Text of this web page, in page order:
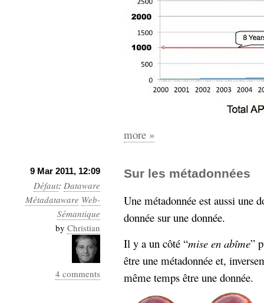
more »
9 Mar 2011, 12:09
Défaut: Dataware
Métadataware Web-
Sémantique
by Christian
4 comments
Sur les métadonnées
Une métadonnée est aussi une
donnée sur une donnée.
Il y a un côté “mise en abîme”
être une métadonnée et,
même temps être une donnée.